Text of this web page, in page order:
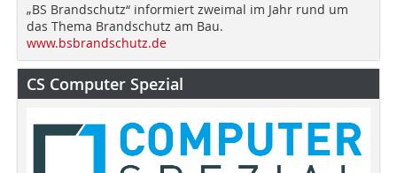
„BS Brandschutz“ informiert zweimal im Jahr rund um
das Thema Brandschutz am Bau.
www.bsbrandschutz.de
CS Computer Spezial